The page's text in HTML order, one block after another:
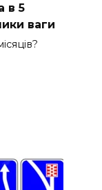
в 5
ваги